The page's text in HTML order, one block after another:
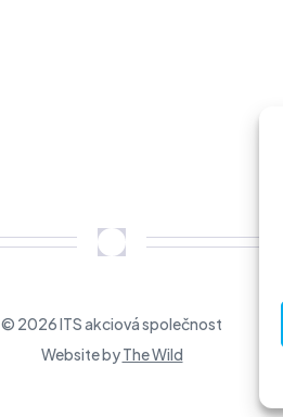
© 2026 ITS akciová společnost
Website byThe Wild